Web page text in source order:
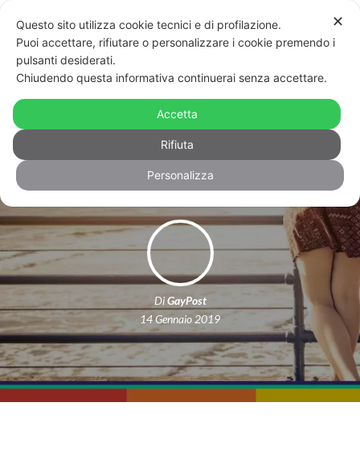
Ferrara riconosce un’altra famiglia
arcobaleno: per la prima volta,
trascritta un’adozione
DiGayPost
14 Gennaio 2019
✕
Questo sito utilizza cookie tecnici e di profilazione.
Puoi accettare, rifiutare o personalizzare i cookie premendo i
pulsanti desiderati.
Chiudendo questa informativa continuerai senza accettare.
Accetta
Rifiuta
Personalizza